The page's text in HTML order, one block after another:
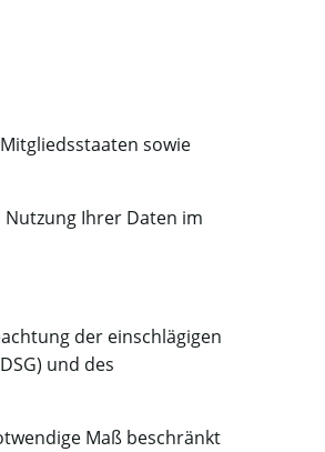
sowie
Ihrer Daten im
der einschlägigen
und des
Maß beschränkt